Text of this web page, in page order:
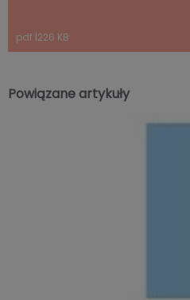
pdf |226 KB
Powiązane artykuły